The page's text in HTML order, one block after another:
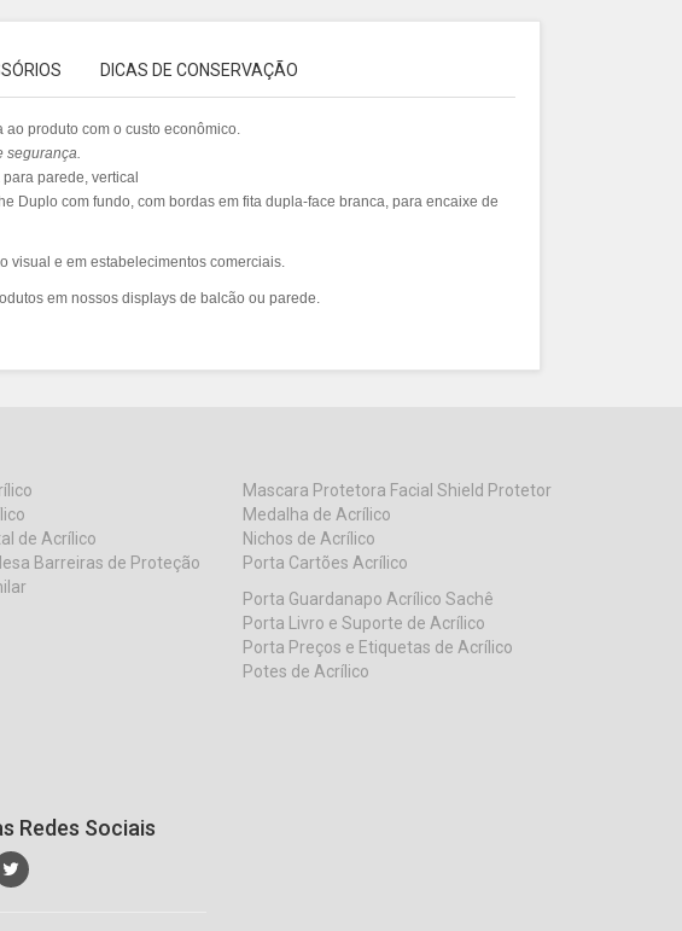
DICAS DE CONSERVAÇÃO
produto com o custo econômico.
segurança.
parede, vertical
Duplo com fundo, com bordas em fita dupla-face branca, para encaixe de
visual e em estabelecimentos comerciais.
em nossos displays de balcão ou parede.
de Acrílico
Barreiras de Proteção
Mascara Protetora Facial Shield Protetor
Medalha de Acrílico
Nichos de Acrílico
Porta Cartões Acrílico
Porta Guardanapo Acrílico Sachê
Porta Livro e Suporte de Acrílico
Porta Preços e Etiquetas de Acrílico
Potes de Acrílico
Redes Sociais